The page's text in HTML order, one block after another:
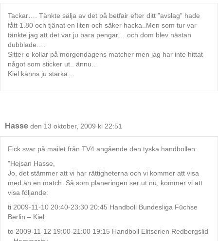
Tackar…. Tänkte sälja av det på betfair efter ditt ”avslag” hade
fått 1.80 och tjänat en liten och säker hacka..Men som tur var
tänkte jag att det var ju bara pengar… och dom blev nästan
dubblade….
Sitter o kollar på morgondagens matcher men jag har inte hittat
något som sticker ut.. ännu…
Kiel känns ju starka…
Hasse den 13 oktober, 2009 kl 22:51
Fick svar på mailet från TV4 angående den tyska handbollen:
”Hejsan Hasse,
Jo, det stämmer att vi har rättigheterna och vi kommer att visa
med än en match. Så som planeringen ser ut nu, kommer vi att
visa följande:
ti 2009-11-10 20:40-23:30 20:45 Handboll Bundesliga Füchse
Berlin – Kiel
to 2009-11-12 19:00-21:00 19:15 Handboll Elitserien Redbergslid